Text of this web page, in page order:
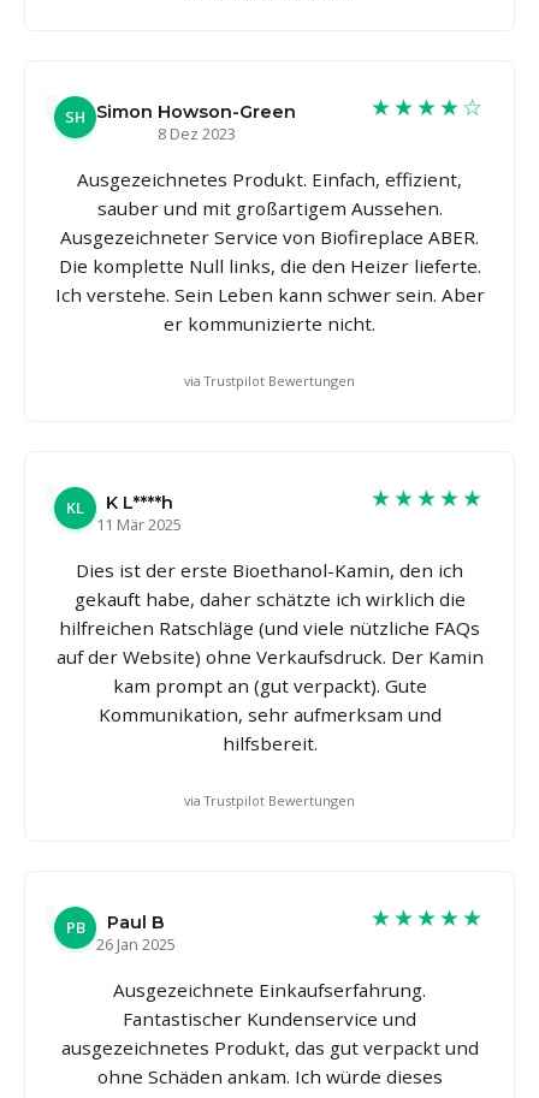
SH Simon Howson-Green
8 Dez 2023
★★★★☆
Ausgezeichnetes Produkt. Einfach, effizient,
sauber und mit großartigem Aussehen.
Ausgezeichneter Service von Biofireplace ABER.
Die komplette Null links, die den Heizer lieferte.
Ich verstehe. Sein Leben kann schwer sein. Aber
er kommunizierte nicht.
via Trustpilot Bewertungen
KL
K L****h
11 Mär 2025
★★★★★
Dies ist der erste Bioethanol-Kamin, den ich
gekauft habe, daher schätzte ich wirklich die
hilfreichen Ratschläge (und viele nützliche FAQs
auf der Website) ohne Verkaufsdruck. Der Kamin
kam prompt an (gut verpackt). Gute
Kommunikation, sehr aufmerksam und
hilfsbereit.
via Trustpilot Bewertungen
PB
Paul B
26 Jan 2025
★★★★★
Ausgezeichnete Einkaufserfahrung.
Fantastischer Kundenservice und
ausgezeichnetes Produkt, das gut verpackt und
ohne Schäden ankam. Ich würde dieses